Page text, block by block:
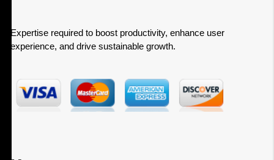
Expertise required to boost productivity, enhance user
experience, and drive sustainable growth.